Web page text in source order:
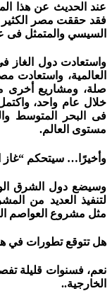
عند الحديث عن هذا
فقد حققت مصر الكثير
السيسي والمتمثل فى
واستعادت دول الغاز
العالمية، واستعادت
صلة، ومشاريع أخرى
خلال عام واحد،
فى البحر المتوسط
مستوى العالم.
وأخيرًا… سيتحكم “غاز
وسيضع دول الشرق
لتنفيذ العديد من
مثل مشروع العواصم
هل تتوقع تطورات في
نعم، فسنوات قليلة
الخارجية..